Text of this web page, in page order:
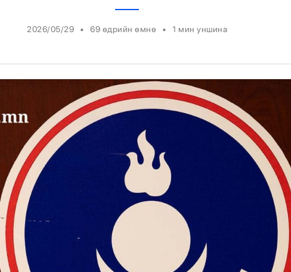
2026/05/29 • 69 өдрийн өмнө • 1 мин уншина